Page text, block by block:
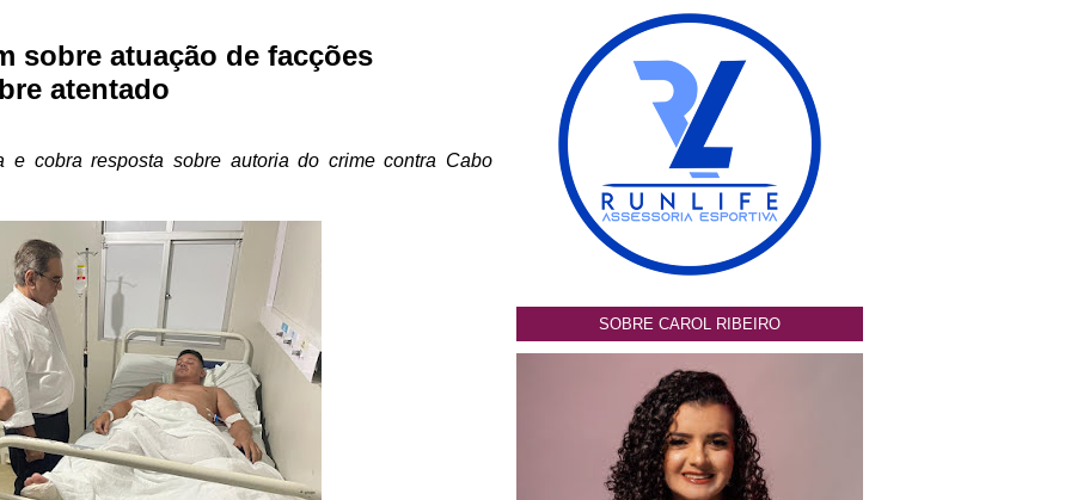
sobre atuação de facções
atentado
e cobra resposta sobre autoria do crime contra Cabo
SOBRE CAROL RIBEIRO